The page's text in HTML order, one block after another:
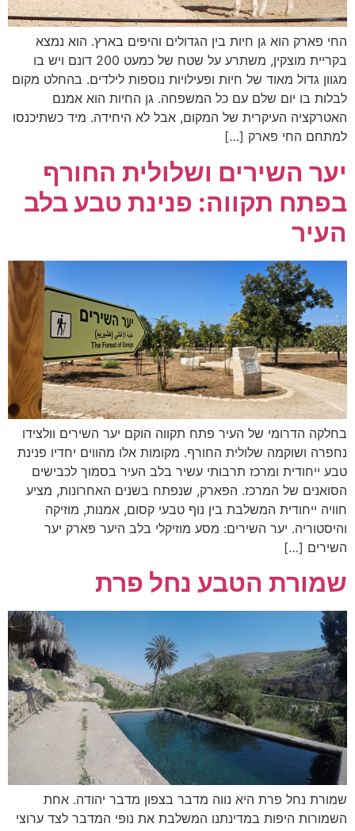
החי פארק הוא גן חיות בין הגדולים והיפים בארץ. הוא נמצא
בקריית מוצקין, משתרע על שטח של כמעט 200 דונם ויש בו
מגוון גדול מאוד של חיות ופעילויות נוספות לילדים. בהחלט מקום
לבלות בו יום שלם עם כל המשפחה. גן החיות הוא אמנם
האטרקציה העיקרית של המקום, אבל לא היחידה. מיד כשתיכנסו
למתחם החי פארק […]
יער השירים ושלולית החורף
בפתח תקווה: פנינת טבע בלב
העיר
בחלקה הדרומי של העיר פתח תקווה הוקם יער השירים וולצידו
נחפרה ושוקמה שלולית החורף. מקומות אלו מהווים יחדיו פנינת
טבע ייחודית ומרכז תרבותי עשיר בלב העיר בסמוך לכבישים
הסואנים של המרכז. הפארק, שנפתח בשנים האחרונות, מציע
חוויה ייחודית המשלבת בין נוף טבעי קסום, אמנות, מוזיקה
והיסטוריה. יער השירים: מסע מוזיקלי בלב היער פארק יער
השירים […]
שמורת הטבע נחל פרת
שמורת נחל פרת היא נווה מדבר בצפון מדבר יהודה. אחת
השמורות היפות במדינתנו המשלבת את נופי המדבר לצד ערוצי